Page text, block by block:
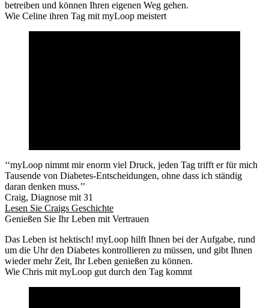
betreiben und können Ihren eigenen Weg gehen.
Wie Celine ihren Tag mit myLoop meistert
‘‘myLoop nimmt mir enorm viel Druck, jeden Tag trifft er für mich
Tausende von Diabetes-Entscheidungen, ohne dass ich ständig
daran denken muss.’’
Craig, Diagnose mit 31
Lesen Sie Craigs Geschichte
Genießen Sie Ihr Leben mit Vertrauen
Das Leben ist hektisch! myLoop hilft Ihnen bei der Aufgabe, rund
um die Uhr den Diabetes kontrollieren zu müssen, und gibt Ihnen
wieder mehr Zeit, Ihr Leben genießen zu können.
Wie Chris mit myLoop gut durch den Tag kommt